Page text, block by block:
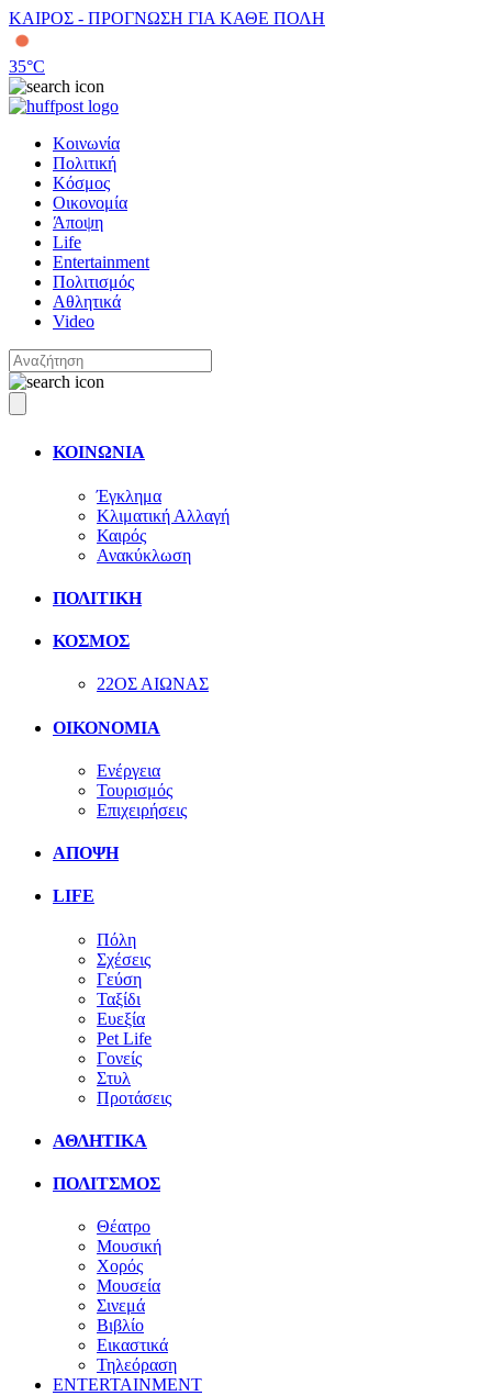
ΚΑΙΡΟΣ - ΠΡΟΓΝΩΣΗ ΓΙΑ ΚΑΘΕ ΠΟΛΗ
35°C
Κοινωνία
Πολιτική
Κόσμος
Οικονομία
Άποψη
Life
Entertainment
Πολιτισμός
Αθλητικά
Video
ΚΟΙΝΩΝΙΑ
Έγκλημα
Κλιματική Αλλαγή
Καιρός
Ανακύκλωση
ΠΟΛΙΤΙΚΗ
ΚΟΣΜΟΣ
22ΟΣ ΑΙΩΝΑΣ
ΟΙΚΟΝΟΜΙΑ
Ενέργεια
Τουρισμός
Επιχειρήσεις
ΑΠΟΨΗ
LIFE
Πόλη
Σχέσεις
Γεύση
Ταξίδι
Ευεξία
Pet Life
Γονείς
Στυλ
Προτάσεις
ΑΘΛΗΤΙΚΑ
ΠΟΛΙΤΣΜΟΣ
Θέατρο
Μουσική
Χορός
Μουσεία
Σινεμά
Βιβλίο
Εικαστικά
Τηλεόραση
ENTERTAINMENT